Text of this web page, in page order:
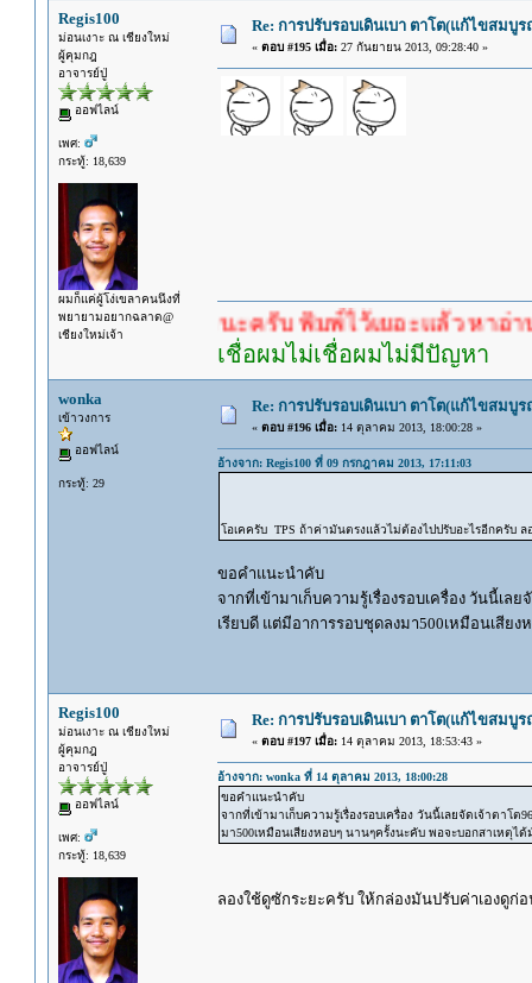
Regis100
ม่อนเงาะ ณ เชียงใหม่
ผู้คุมกฎ
อาจารย์ปู่
ออฟไลน์
เพศ:
กระทู้: 18,639
ผมก็แค่ผู้โง่เขลาคนนึงที่
พยายามอยากฉลาด@
เชียงใหม่เจ้า
Re: การปรับรอบเดินเบา ตาโต(แก้ไขสมบู
« ตอบ #195 เมื่อ:27 กันยายน 2013, 09:28:40 »
อคำตอบนะครับ พิมพ์ไว้เยอะแล้ว หาอ่านกันดู
เชื่อผมไม่เชื่อผมไม่มีปัญหา
wonka
เข้าวงการ
ออฟไลน์
กระทู้: 29
Re: การปรับรอบเดินเบา ตาโต(แก้ไขสมบู
« ตอบ #196 เมื่อ:14 ตุลาคม 2013, 18:00:28 »
อ้างจาก: Regis100 ที่ 09 กรกฎาคม 2013, 17:11:03
โอเคครับ TPS ถ้าค่ามันตรงแล้วไม่ต้องไปปรับอะไรอีกครับ
ขอคำแนะนำคับ
จากที่เข้ามาเก็บความรู้เรื่องรอบเครื่อง วันนี้เล
เรียบดี แต่มีอาการรอบชุดลงมา500เหมือนเสีย
Regis100
ม่อนเงาะ ณ เชียงใหม่
ผู้คุมกฎ
อาจารย์ปู่
ออฟไลน์
เพศ:
กระทู้: 18,639
Re: การปรับรอบเดินเบา ตาโต(แก้ไขสมบู
« ตอบ #197 เมื่อ:14 ตุลาคม 2013, 18:53:43 »
อ้างจาก: wonka ที่ 14 ตุลาคม 2013, 18:00:28
ขอคำแนะนำคับ
จากที่เข้ามาเก็บความรู้เรื่องรอบเครื่อง วันนี้เลยจัดเจ้าตาโ
มา500เหมือนเสียงหอบๆ นานๆครั้งนะคับ พอจะบอกสาเหตุได้
ลองใช้ดูซักระยะครับ ให้กล่องมันปรับค่าเองดูก่